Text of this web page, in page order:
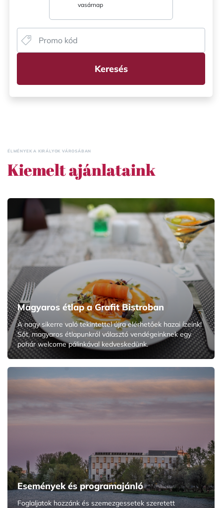
vasárnap
Keresés
ÉLMÉNYEK A KIRÁLYOK VÁROSÁBAN
Kiemelt ajánlataink
Magyaros étlap a Grafit Bistroban
A nagy sikerre való tekintettel újra elérhetőek hazai ízeink!
Sőt, magyaros étlapunkról választó vendégeinknek egy
pohár welcome pálinkával kedveskedünk.
Események és programajánló
Foglaljatok hozzánk és szemezgessetek szeretett